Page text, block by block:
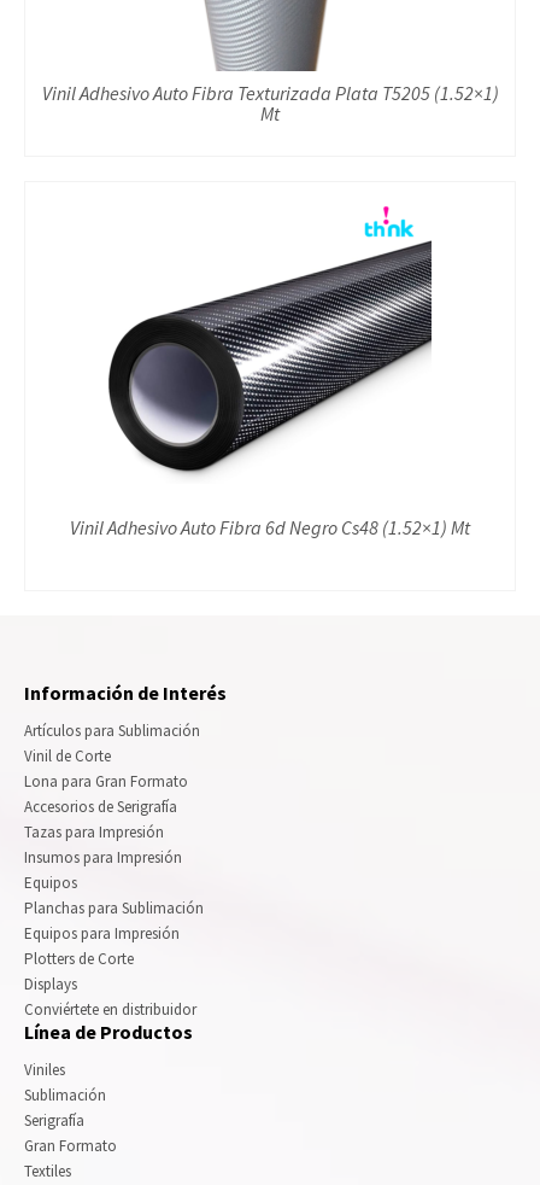
Vinil Adhesivo Auto Fibra Texturizada Plata T5205 (1.52×1)
Mt
Vinil Adhesivo Auto Fibra 6d Negro Cs48 (1.52×1) Mt
Información de Interés
Artículos para Sublimación
Vinil de Corte
Lona para Gran Formato
Accesorios de Serigrafía
Tazas para Impresión
Insumos para Impresión
Equipos
Planchas para Sublimación
Equipos para Impresión
Plotters de Corte
Displays
Conviértete en distribuidor
Línea de Productos
Viniles
Sublimación
Serigrafía
Gran Formato
Textiles